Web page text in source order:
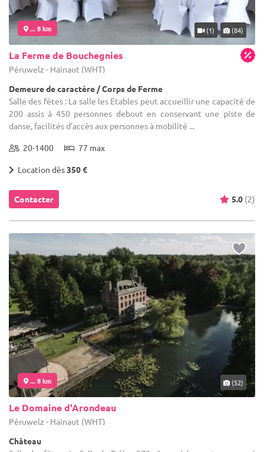
... 8 km (1) (84)
La Ferme de Bouchegnies
Péruwelz - Hainaut (WHT)
Demeure de caractère / Corps de Ferme
Salle des fêtes : La salle les Etables peut accueillir une capacité de
200 assis à 450 personnes debout en conservant une piste de
danse, facilités d’accès aux personnes à mobilité ...
20-1400 77 max
Location dès350 €
Contacter 5.0 (2)
... 8 km (52)
Le Domaine d'Arondeau
Péruwelz - Hainaut (WHT)
Château